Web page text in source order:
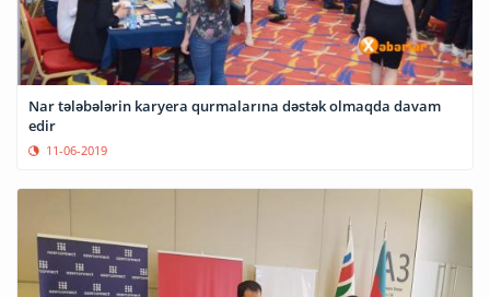
Nar tələbələrin karyera qurmalarına dəstək olmaqda davam
edir
11-06-2019